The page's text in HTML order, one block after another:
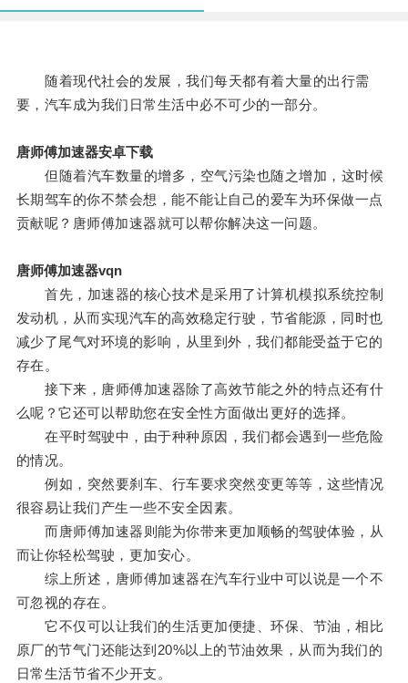
随着现代社会的发展，我们每天都有着大量的出行需
要，汽车成为我们日常生活中必不可少的一部分。
唐师傅加速器安卓下载
但随着汽车数量的增多，空气污染也随之增加，这时候
长期驾车的你不禁会想，能不能让自己的爱车为环保做一点
贡献呢？唐师傅加速器就可以帮你解决这一问题。
唐师傅加速器vqn
首先，加速器的核心技术是采用了计算机模拟系统控制
发动机，从而实现汽车的高效稳定行驶，节省能源，同时也
减少了尾气对环境的影响，从里到外，我们都能受益于它的
存在。
接下来，唐师傅加速器除了高效节能之外的特点还有什
么呢？它还可以帮助您在安全性方面做出更好的选择。
在平时驾驶中，由于种种原因，我们都会遇到一些危险
的情况。
例如，突然要刹车、行车要求突然变更等等，这些情况
很容易让我们产生一些不安全因素。
而唐师傅加速器则能为你带来更加顺畅的驾驶体验，从
而让你轻松驾驶，更加安心。
综上所述，唐师傅加速器在汽车行业中可以说是一个不
可忽视的存在。
它不仅可以让我们的生活更加便捷、环保、节油，相比
原厂的节气门还能达到20%以上的节油效果，从而为我们的
日常生活节省不少开支。